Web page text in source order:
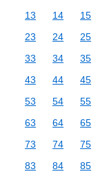
13
14 15
23
24 25
33
34 35
43
44 45
53
54 55
63
64 65
73
74 75
83
84 85